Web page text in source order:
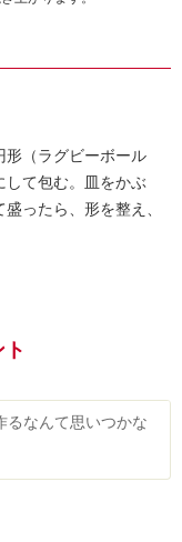
形（ラグビーボール
して包む。皿をかぶ
ったら、形を整え、
るなんて思いつかな